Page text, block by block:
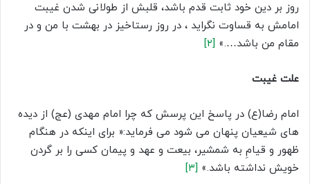
روز بر دین خود ثابت قدم باشد، قلبش از طولانی شدن غیبت
امامش به قساوت نگراید ، در روز رستاخیز در بهشت با من و در
مقام من باشد….» [۲]
علت غیبت
امام رضا(ع) در پاسخ این پرسش که چرا امام مهدی (عج) از دیده
های شیعیان پنهان می شود می فرماید:« برای اینکه در هنگام
ظهور و قیامِ به شمشیر، بیعت و عهد و پیمان کسی را بر گردن
خویش نداشته باشد.» [۳]